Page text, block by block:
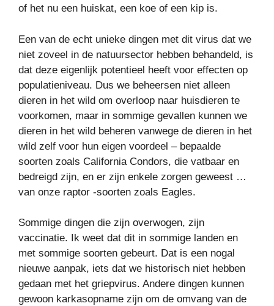
of het nu een huiskat, een koe of een kip is.
Een van de echt unieke dingen met dit virus dat we
niet zoveel in de natuursector hebben behandeld, is
dat deze eigenlijk potentieel heeft voor effecten op
populatieniveau. Dus we beheersen niet alleen
dieren in het wild om overloop naar huisdieren te
voorkomen, maar in sommige gevallen kunnen we
dieren in het wild beheren vanwege de dieren in het
wild zelf voor hun eigen voordeel – bepaalde
soorten zoals California Condors, die vatbaar en
bedreigd zijn, en er zijn enkele zorgen geweest …
van onze raptor -soorten zoals Eagles.
Sommige dingen die zijn overwogen, zijn
vaccinatie. Ik weet dat dit in sommige landen en
met sommige soorten gebeurt. Dat is een nogal
nieuwe aanpak, iets dat we historisch niet hebben
gedaan met het griepvirus. Andere dingen kunnen
gewoon karkasopname zijn om de omvang van de